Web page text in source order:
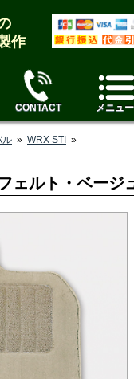
作
CONTACT メニュー
ル » WRX STI
»
ェルト・ベージ